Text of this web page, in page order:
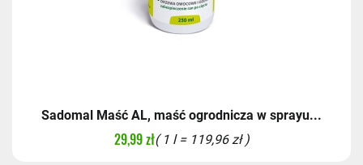
Sadomal Maść AL, maść ogrodnicza w sprayu...
29,99 zł( 1 l = 119,96 zł )